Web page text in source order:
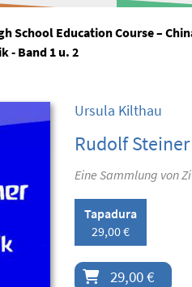
School Education Course –
- Band 1 u. 2
Ursula Kilthau
Rudolf
Eine Sammlung von
Tapadura
29,00 €
29,00 €